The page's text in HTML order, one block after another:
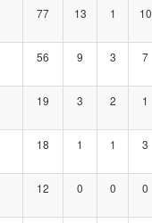
77 13 1 10
56 9 3 7
19 3 2 1
18 1 1 3
12 0 0 0